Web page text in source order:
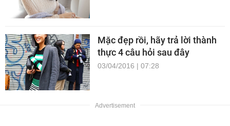
Mặc đẹp rồi, hãy trả lời thành
thực 4 câu hỏi sau đây
03/04/2016 | 07:28